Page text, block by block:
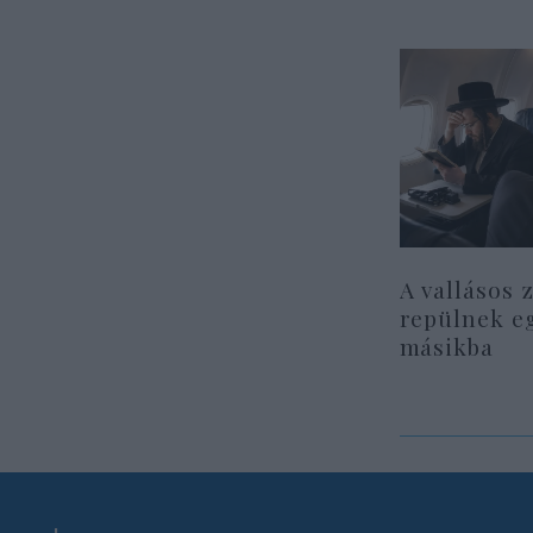
A vallásos
repülnek
másikba